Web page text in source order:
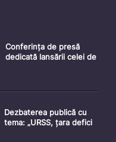
Conferința de presă
dedicată lansării celei de
Dezbaterea publică cu
tema: „URSS, țara defici